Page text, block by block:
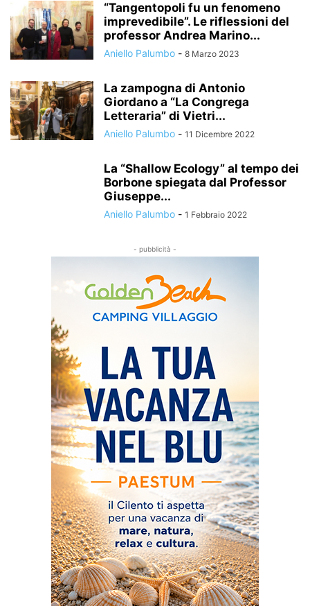
“Tangentopoli fu un fenomeno
imprevedibile”. Le riflessioni del
professor Andrea Marino...
Aniello Palumbo - 8 Marzo 2023
La zampogna di Antonio
Giordano a “La Congrega
Letteraria” di Vietri...
Aniello Palumbo - 11 Dicembre 2022
La “Shallow Ecology” al tempo dei
Borbone spiegata dal Professor
Giuseppe...
Aniello Palumbo - 1 Febbraio 2022
- pubblicità -